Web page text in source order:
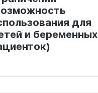
для
и беременных